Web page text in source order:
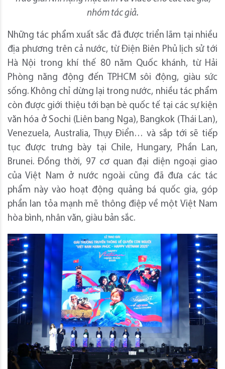
nhóm tác giả.
Những tác phẩm xuất sắc đã được triển lãm tại nhiều
địa phương trên cả nước, từ Điện Biên Phủ lịch sử tới
Hà Nội trong khí thế 80 năm Quốc khánh, từ Hải
Phòng năng động đến TP.HCM sôi động, giàu sức
sống. Không chỉ dừng lại trong nước, nhiều tác phẩm
còn được giới thiệu tới bạn bè quốc tế tại các sự kiện
văn hóa ở Sochi (Liên bang Nga), Bangkok (Thái Lan),
Venezuela, Australia, Thụy Điển… và sắp tới sẽ tiếp
tục được trưng bày tại Chile, Hungary, Phần Lan,
Brunei. Đồng thời, 97 cơ quan đại diện ngoại giao
của Việt Nam ở nước ngoài cũng đã đưa các tác
phẩm này vào hoạt động quảng bá quốc gia, góp
phần lan tỏa mạnh mẽ thông điệp về một Việt Nam
hòa bình, nhân văn, giàu bản sắc.